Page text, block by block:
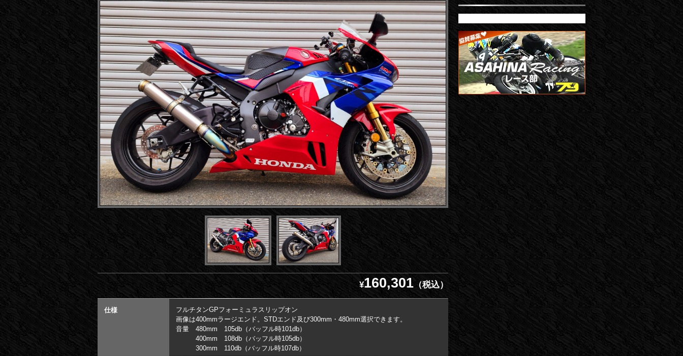
¥160,301 （税込）
仕様
フルチタンGPフォーミュラスリップオン
画像は400mmラージエンド。STDエンド及び300mm・480mm選択できます。
音量 480mm 105db（バッフル時101db）
400mm 108db（バッフル時105db）
300mm 110db（バッフル時107db）